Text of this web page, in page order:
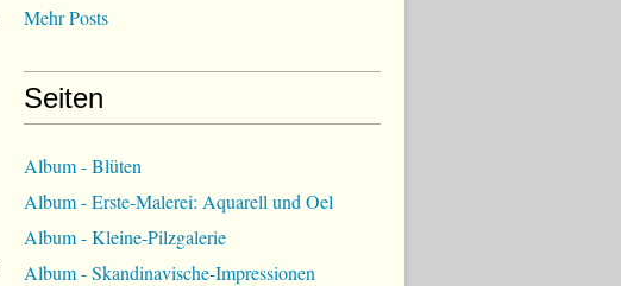
Mehr Posts
Seiten
Album - Blüten
Album - Erste-Malerei: Aquarell und Oel
Album - Kleine-Pilzgalerie
Album - Skandinavische-Impressionen